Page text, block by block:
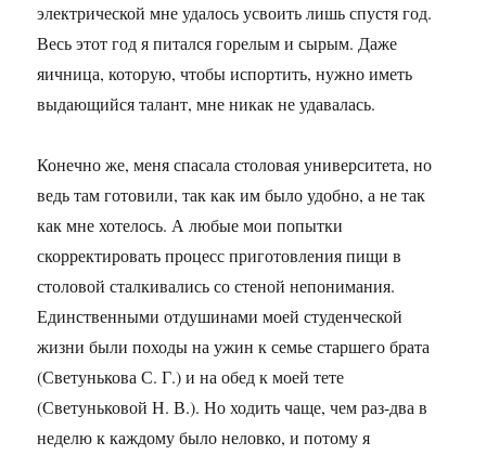
электрической мне удалось усвоить лишь спустя год.
Весь этот год я питался горелым и сырым. Даже
яичница, которую, чтобы испортить, нужно иметь
выдающийся талант, мне никак не удавалась.
Конечно же, меня спасала столовая университета, но
ведь там готовили, так как им было удобно, а не так
как мне хотелось. А любые мои попытки
скорректировать процесс приготовления пищи в
столовой сталкивались со стеной непонимания.
Единственными отдушинами моей студенческой
жизни были походы на ужин к семье старшего брата
(Светунькова С. Г.) и на обед к моей тете
(Светуньковой Н. В.). Но ходить чаще, чем раз-два в
неделю к каждому было неловко, и потому я